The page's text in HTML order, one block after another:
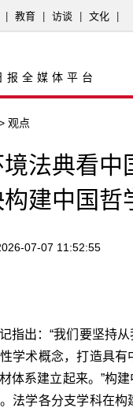
教育 访谈 文化
报全媒体平台
观点
法典看
建中国哲
07-07 11:52:55
指出：“我们要坚持
学术概念，打造具
体系建立起来。”构
法学各分支学科在